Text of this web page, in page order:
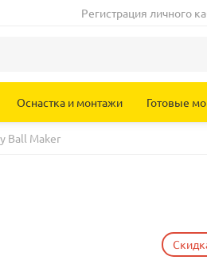
Регистрация личного
Оснастка и монтажи Готовые
Ball Maker